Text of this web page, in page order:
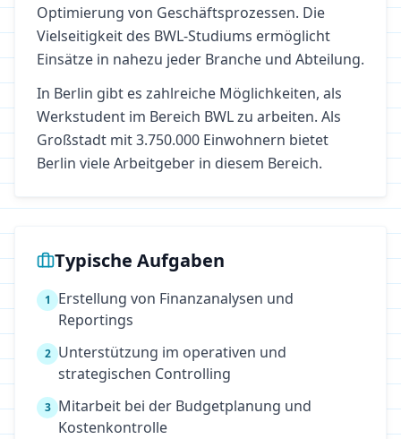
Optimierung von Geschäftsprozessen. Die
Vielseitigkeit des BWL-Studiums ermöglicht
Einsätze in nahezu jeder Branche und Abteilung.
In Berlin gibt es zahlreiche Möglichkeiten, als
Werkstudent im Bereich BWLzu arbeiten. Als
Großstadt mit 3.750.000 Einwohnern bietet
Berlin viele Arbeitgeber in diesem Bereich.
Typische Aufgaben
1
Erstellung von Finanzanalysen und
Reportings
2 Unterstützung im operativen und
strategischen Controlling
3 Mitarbeit bei der Budgetplanung und
Kostenkontrolle